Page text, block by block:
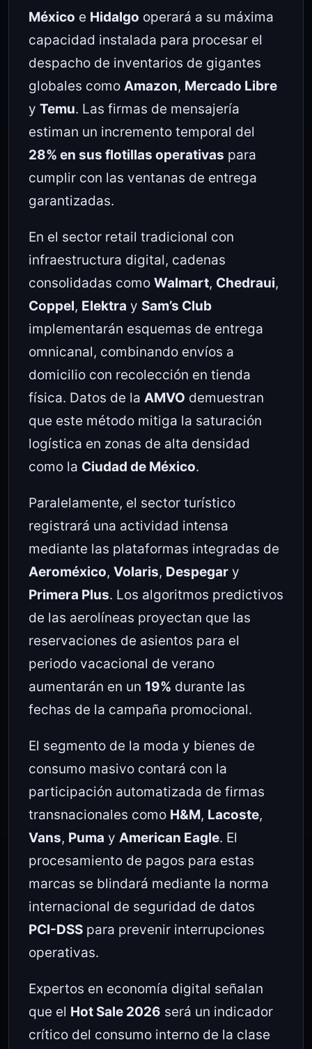
México e Hidalgo operará a su máxima
capacidad instalada para procesar el
despacho de inventarios de gigantes
globales como Amazon, Mercado Libre
y Temu. Las firmas de mensajería
estiman un incremento temporal del
28% en sus flotillas operativas para
cumplir con las ventanas de entrega
garantizadas.
En el sector retail tradicional con
infraestructura digital, cadenas
consolidadas como Walmart, Chedraui,
Coppel, Elektra y Sam’s Club
implementarán esquemas de entrega
omnicanal, combinando envíos a
domicilio con recolección en tienda
física. Datos de la AMVO demuestran
que este método mitiga la saturación
logística en zonas de alta densidad
como la Ciudad de México.
Paralelamente, el sector turístico
registrará una actividad intensa
mediante las plataformas integradas de
Aeroméxico, Volaris, Despegar y
Primera Plus. Los algoritmos predictivos
de las aerolíneas proyectan que las
reservaciones de asientos para el
periodo vacacional de verano
aumentarán en un 19% durante las
fechas de la campaña promocional.
El segmento de la moda y bienes de
consumo masivo contará con la
participación automatizada de firmas
transnacionales como H&M, Lacoste,
Vans, Puma y American Eagle. El
procesamiento de pagos para estas
marcas se blindará mediante la norma
internacional de seguridad de datos
PCI-DSS para prevenir interrupciones
operativas.
Expertos en economía digital señalan
que el Hot Sale 2026 será un indicador
crítico del consumo interno de la clase